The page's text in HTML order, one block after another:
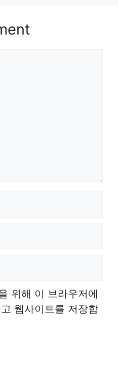
위해 이 브라우저에
웹사이트를 저장합